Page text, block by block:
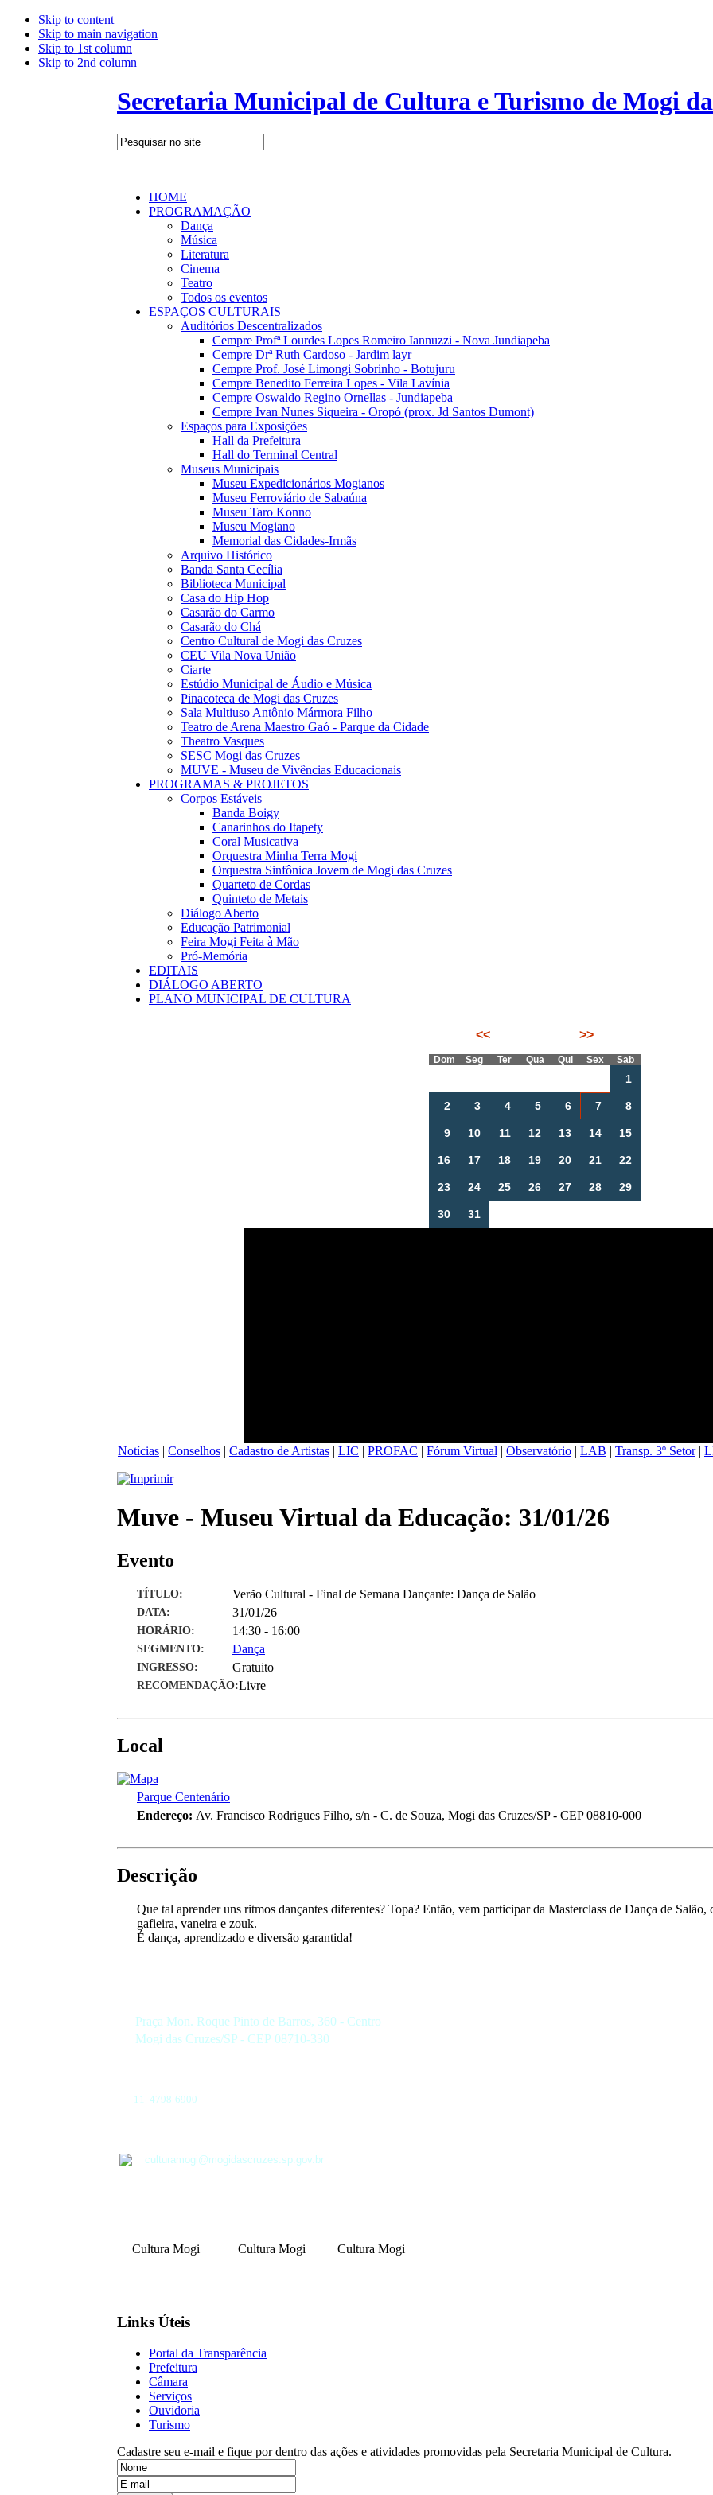
Skip to content
Skip to main navigation
Skip to 1st column
Skip to 2nd column
Secretaria Municipal de Cultura e Turismo de Mogi
HOME
PROGRAMAÇÃO
Dança
Música
Literatura
Cinema
Teatro
Todos os eventos
ESPAÇOS CULTURAIS
Auditórios Descentralizados
Cempre Profª Lourdes Lopes Romeiro Iannuzzi - Nova Jundiapeba
Cempre Drª Ruth Cardoso - Jardim layr
Cempre Prof. José Limongi Sobrinho - Botujuru
Cempre Benedito Ferreira Lopes - Vila Lavínia
Cempre Oswaldo Regino Ornellas - Jundiapeba
Cempre Ivan Nunes Siqueira - Oropó (prox. Jd Santos Dumont)
Espaços para Exposições
Hall da Prefeitura
Hall do Terminal Central
Museus Municipais
Museu Expedicionários Mogianos
Museu Ferroviário de Sabaúna
Museu Taro Konno
Museu Mogiano
Memorial das Cidades-Irmãs
Arquivo Histórico
Banda Santa Cecília
Biblioteca Municipal
Casa do Hip Hop
Casarão do Carmo
Casarão do Chá
Centro Cultural de Mogi das Cruzes
CEU Vila Nova União
Ciarte
Estúdio Municipal de Áudio e Música
Pinacoteca de Mogi das Cruzes
Sala Multiuso Antônio Mármora Filho
Teatro de Arena Maestro Gaó - Parque da Cidade
Theatro Vasques
SESC Mogi das Cruzes
MUVE - Museu de Vivências Educacionais
PROGRAMAS & PROJETOS
Corpos Estáveis
Banda Boigy
Canarinhos do Itapety
Coral Musicativa
Orquestra Minha Terra Mogi
Orquestra Sinfônica Jovem de Mogi das Cruzes
Quarteto de Cordas
Quinteto de Metais
Diálogo Aberto
Educação Patrimonial
Feira Mogi Feita à Mão
Pró-Memória
EDITAIS
DIÁLOGO ABERTO
PLANO MUNICIPAL DE CULTURA
<< >>
Dom Seg Ter Qua Qui Sex Sab
1
2 3 4 5 6 7 8
9 10 11 12 13 14 15
16 17 18 19 20 21 22
23 24 25 26 27 28 29
30 31
Notícias | Conselhos | Cadastro de Artistas | LIC | PROFAC | Fórum Virtual | Observatório | LAB | Transp. 3º Setor|
Muve - Museu Virtual da Educação: 31/01/26
Evento
TÍTULO: Verão Cultural - Final de Semana Dançante: Dança de Salão
DATA: 31/01/26
HORÁRIO: 14:30 - 16:00
SEGMENTO: Dança
INGRESSO: Gratuito
RECOMENDAÇÃO:Livre
Local
Parque Centenário
Endereço: Av. Francisco Rodrigues Filho, s/n - C. de Souza, Mogi das Cruzes/SP - CEP 08810-000
Descrição
Que tal aprender uns ritmos dançantes diferentes? Topa? Então, vem participar da Masterclass de Dança de
gafieira, vaneira e zouk.
É dança, aprendizado e diversão garantida!
Praça Mon. Roque Pinto de Barros, 360 - Centro
Mogi das Cruzes/SP - CEP 08710-330
11 4798-6900
culturamogi@mogidascruzes.sp.gov.br
Cultura Mogi Cultura Mogi Cultura Mogi
Links Úteis
Portal da Transparência
Prefeitura
Câmara
Serviços
Ouvidoria
Turismo
Cadastre seu e-mail e fique por dentro das ações e atividades promovidas pela Secretaria Municipal de Cultura.